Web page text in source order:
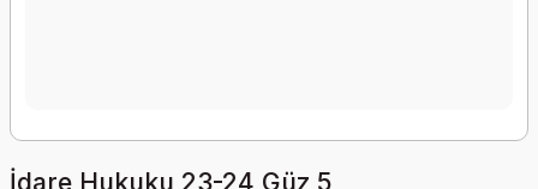
İdare Hukuku 23-24 Güz 5